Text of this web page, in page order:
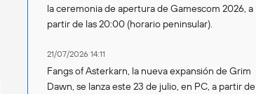
la ceremonia de apertura de Gamescom 2026, a
partir de las 20:00 (horario peninsular).
21/07/2026 14:11
Fangs of Asterkarn, la nueva expansión de Grim
Dawn, se lanza este 23 de julio, en PC, a partir de